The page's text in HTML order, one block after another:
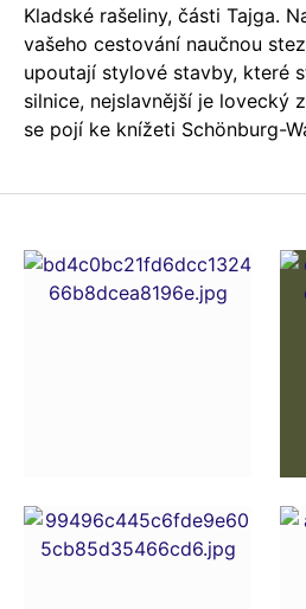
Kladské rašeliny, části Tajga.
vašeho cestování naučnou
upoutají stylové stavby, které
silnice, nejslavnější je lovecký
se pojí ke knížeti Schönburg-